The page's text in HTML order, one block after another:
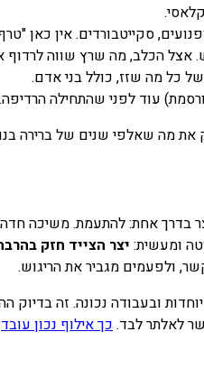
סקייטבורדים. אין כאן
אצל הכלב, מה שרץ שווה לרדוף
כל מה שזז, כולל בני אדם.
עוד לפני שהתחילה הרדיפה.
מה שאלפי שנים של ברירה
אחת: להתעמת. משיכה
ומעשית: יצר הצייד חזק
ולפעמים מגביר את הריגוש.
ובעבודה נכונה. זה
לאלתר לבד.כך אילוף נכון עובד